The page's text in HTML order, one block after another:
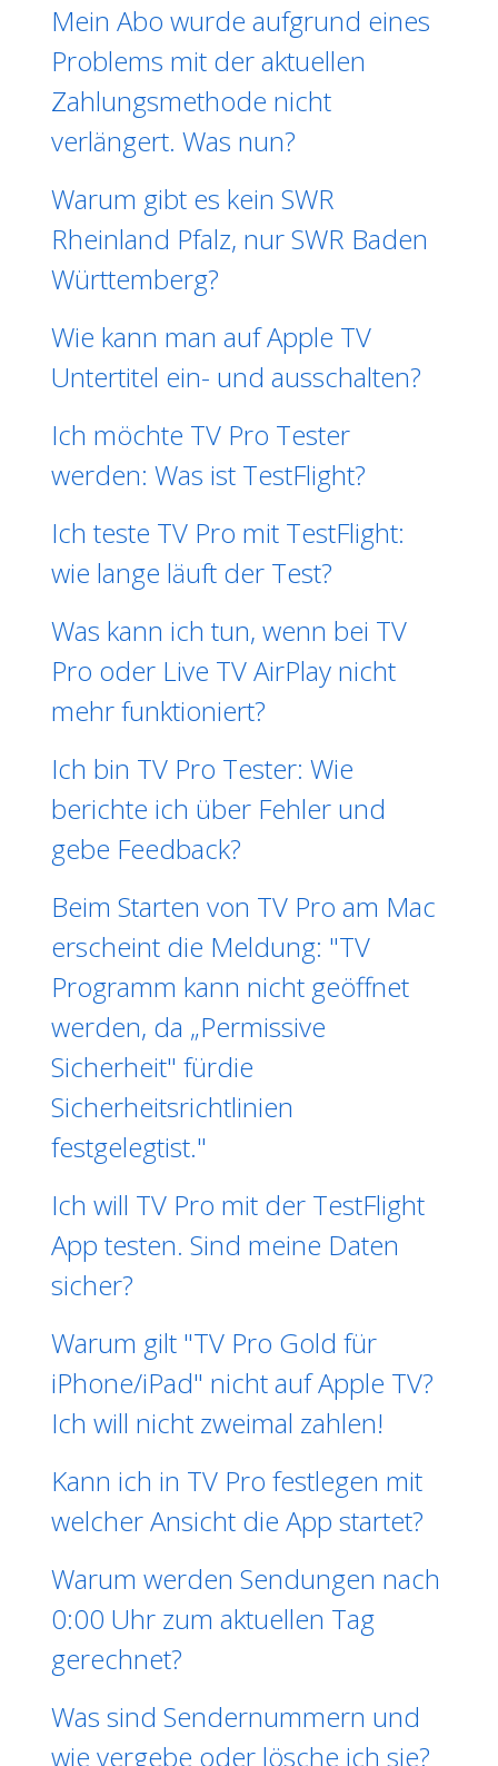
Mein Abo wurde aufgrund eines
Problems mit der aktuellen
Zahlungsmethode nicht
verlängert. Was nun?
Warum gibt es kein SWR
Rheinland Pfalz, nur SWR Baden
Württemberg?
Wie kann man auf Apple TV
Untertitel ein- und ausschalten?
Ich möchte TV Pro Tester
werden: Was ist TestFlight?
Ich teste TV Pro mit TestFlight:
wie lange läuft der Test?
Was kann ich tun, wenn bei TV
Pro oder Live TV AirPlay nicht
mehr funktioniert?
Ich bin TV Pro Tester: Wie
berichte ich über Fehler und
gebe Feedback?
Beim Starten von TV Pro am Mac
erscheint die Meldung: "TV
Programm kann nicht geöffnet
werden, da „Permissive
Sicherheit" fürdie
Sicherheitsrichtlinien
festgelegtist."
Ich will TV Pro mit der TestFlight
App testen. Sind meine Daten
sicher?
Warum gilt "TV Pro Gold für
iPhone/iPad" nicht auf Apple TV?
Ich will nicht zweimal zahlen!
Kann ich in TV Pro festlegen mit
welcher Ansicht die App startet?
Warum werden Sendungen nach
0:00 Uhr zum aktuellen Tag
gerechnet?
Was sind Sendernummern und
wie vergebe oder lösche ich sie?